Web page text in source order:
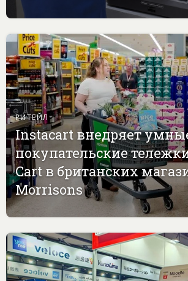
РИТЕЙЛ
Instacart внедряет
покупательские
Cart в британских
Morrisons